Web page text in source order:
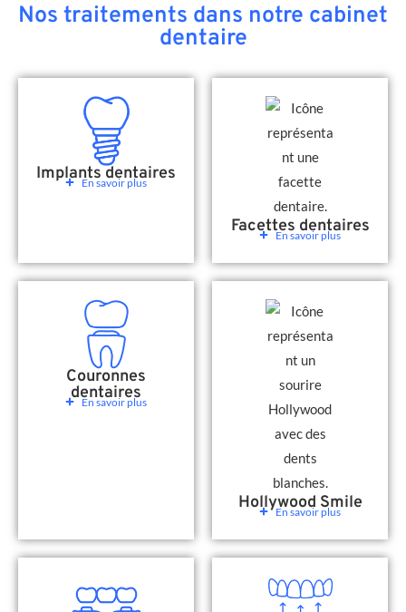
Nos traitements dans notre cabinet
dentaire
Implants dentaires
En savoir plus
Facettes dentaires
En savoir plus
Couronnes
dentaires
En savoir plus
Hollywood Smile
En savoir plus